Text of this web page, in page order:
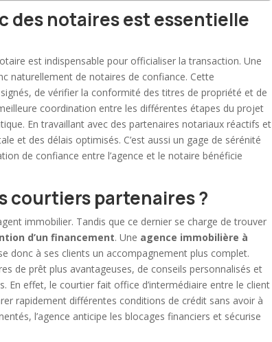
des notaires est essentielle
est indispensable pour officialiser la transaction. Une
naturellement de notaires de confiance. Cette
de vérifier la conformité des titres de propriété et de
coordination entre les différentes étapes du projet
. En travaillant avec des partenaires notariaux réactifs et
et des délais optimisés. C’est aussi un gage de sérénité
de confiance entre l’agence et le notaire bénéficie
courtiers partenaires ?
immobilier. Tandis que ce dernier se charge de trouver
d’un financement. Une agence immobilière à
donc à ses clients un accompagnement plus complet.
de prêt plus avantageuses, de conseils personnalisés et
En effet, le courtier fait office d’intermédiaire entre le client
rapidement différentes conditions de crédit sans avoir à
l’agence anticipe les blocages financiers et sécurise